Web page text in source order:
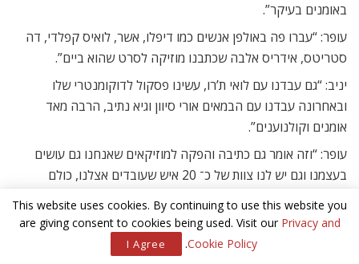
באומנים בעיקר”.
עופר: “עברו פה באולפן אנשים כמו דיפלו, אשר, לואיס קפלדי, דה
סטריטס, אידריס אלבה שכתבנו מוזיקה לסרט שהוא ביים”.
יניב: “גם עבדנו עם לואי ת’רו, עשינו פסקול לדוקומנטרי שלו
ובאחרונה עבדנו עם הבמאים אורי סיוון וגיא נתיב, הרבה מאד
אומנים וקולנוענים”.
עופר: “וזה אומר גם כתיבה והפקה למוזיקאים שאנחנו גם עושים
בעצמנו וגם יש לנו צוות של כ־ 20 איש שעובדים אצלנו, כולם
עולם הקולנוע היום וגם לתיאטרון. אנחנו עושים שלושה ארבעה
פרויקטים בשנה עם הבמאית יעל רונן בברלין ואיתה אנחנו עובדים
כבר 15 שנה. עשינו גם מיוזיקל עם שלומי שבן שזכה בפרס תיאטרון
This website uses cookies. By continuing to use this website you
are giving consent to cookies being used. Visit our Privacy and
Cookie Policy
.
I Agree